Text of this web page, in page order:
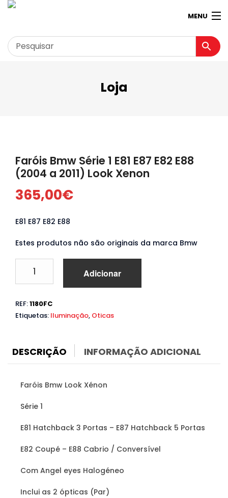
MENU
Garagem
Loja Virtual 360º
Loja
Faróis Bmw Série 1 E81 E87 E82 E88
(2004 a 2011) Look Xenon
365,00€
E81 E87 E82 E88
Estes produtos não são originais da marca Bmw
Faróis
Série
1
E82
Look
Adicionar
REF:1180FC
Etiquetas: Iluminação, Oticas
DESCRIÇÃO INFORMAÇÃO ADICIONAL
Faróis Bmw Look Xénon
Série 1
E81 Hatchback 3 Portas – E87 Hatchback 5 Portas
E82 Coupé – E88 Cabrio / Conversível
Com Angel eyes Halogéneo
Inclui as 2 ópticas (Par)